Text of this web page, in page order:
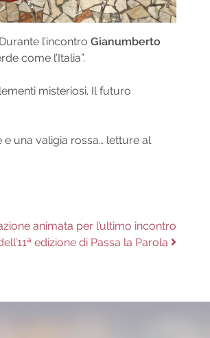
l’incontro Gianumberto
come l’Italia”.
misteriosi. Il futuro
e una valigia rossa… letture al
animata per l’ultimo incontro
edizione di Passa la Parola